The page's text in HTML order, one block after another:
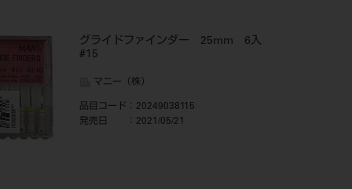
グライドファインダー 25mm 6入
#15
マニー（株）
品目コード ：20249038115
発売日
：2021/05/21